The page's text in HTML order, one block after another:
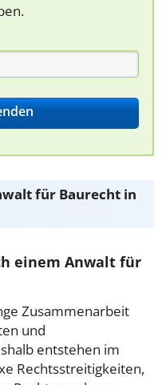
für Baurecht in
einem Anwalt für
Zusammenarbeit
und
entstehen im
Rechtsstreitigkeiten,